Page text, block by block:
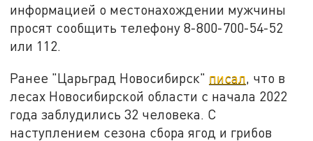
информацией о местонахождении мужчины
просят сообщить телефону 8-800-700-54-52
или 112.
Ранее "Царьград Новосибирск" писал , что в
лесах Новосибирской области с начала 2022
года заблудились 32 человека. С
наступлением сезона сбора ягод и грибов